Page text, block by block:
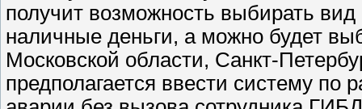
получит возможность выбирать
наличные деньги, а можно будет
Московской области, Санкт-
предполагается ввести систему